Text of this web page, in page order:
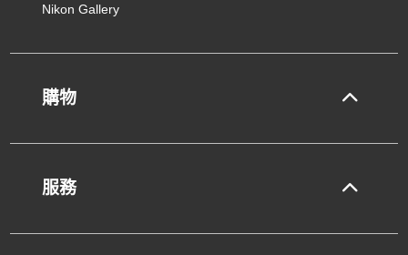
Nikon Gallery
購物
服務